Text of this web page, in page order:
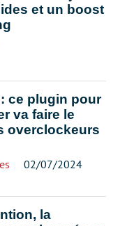
et un boost
ce plugin pour
va faire le
overclockeurs
02/07/2024
la